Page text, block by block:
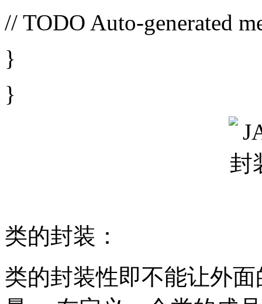
// TODO Auto-generated
}
}
类的封装：
类的封装性即不能让外